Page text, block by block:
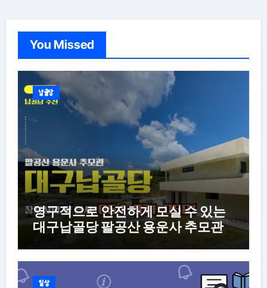
You Missed
납골당
영구적으로 안전하게 모실 수 있는
대구납골당 팔공산 용운사 추모관
일상